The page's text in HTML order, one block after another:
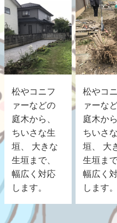
松やコニフ
ァーなどの
庭木から、
ちいさな生
垣、 大きな
生垣まで、
幅広く対応
します。
松やコ
ァーな
庭木から
ちいさ
垣、 大
生垣まで
幅広く
します。